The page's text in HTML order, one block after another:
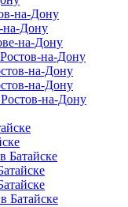
на-Дону
на-Дону
на-Дону
на-Дону
на-Дону
на-Дону
на-Дону
Батайске
Батайске